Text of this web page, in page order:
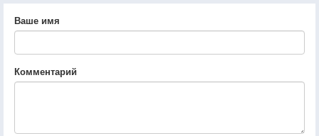
Ваше имя
Комментарий